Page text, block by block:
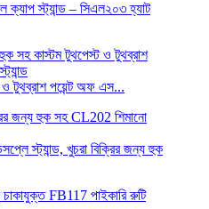
ক্যাপ স্ট্যান্ড – সিএল২০৩ হ্যাট
টুথব্রাশ পয়েন্ট অফ এস...
স্ট্যান্ড, খুচরা বিক্রির জন্য হুক